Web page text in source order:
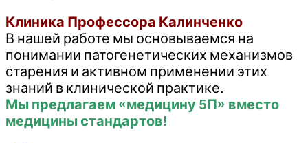
Клиника Профессора Калинченко
В нашей работе мы основываемся на
понимании патогенетических механизмов
старения и активном применении этих
знаний в клинической практике.
Мы предлагаем «медицину 5П» вместо
медицины стандартов!